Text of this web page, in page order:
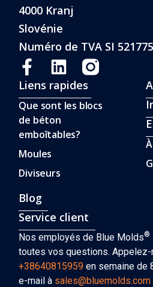
4000 Kranj
Slovénie
Numéro de TVA SI
Liens rapides
Que sont les blocs
de béton
emboîtables?
Moules
Diviseurs
Blog
Service client
Nos employés de Blue Molds®
toutes vos questions. Appelez-
+38640815959 en semaine de
e-mail à sales@bluemolds.com